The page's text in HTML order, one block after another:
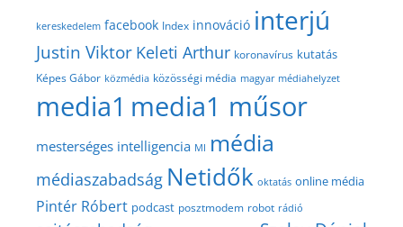
kereskedelem facebook Index innováció interjú
Justin Viktor Keleti Arthur koronavírus kutatás
Képes Gábor közmédia közösségi média magyar médiahelyzet
media1 media1 műsor
mesterséges intelligencia MI média
médiaszabadság Netidők oktatás online média
Pintér Róbert podcast posztmodem robot rádió